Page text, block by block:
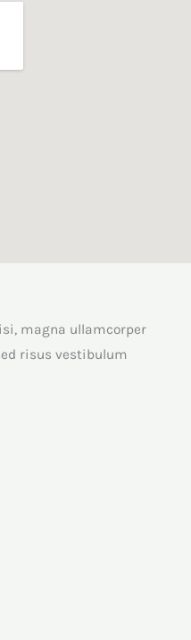
magna ullamcorper
risus vestibulum